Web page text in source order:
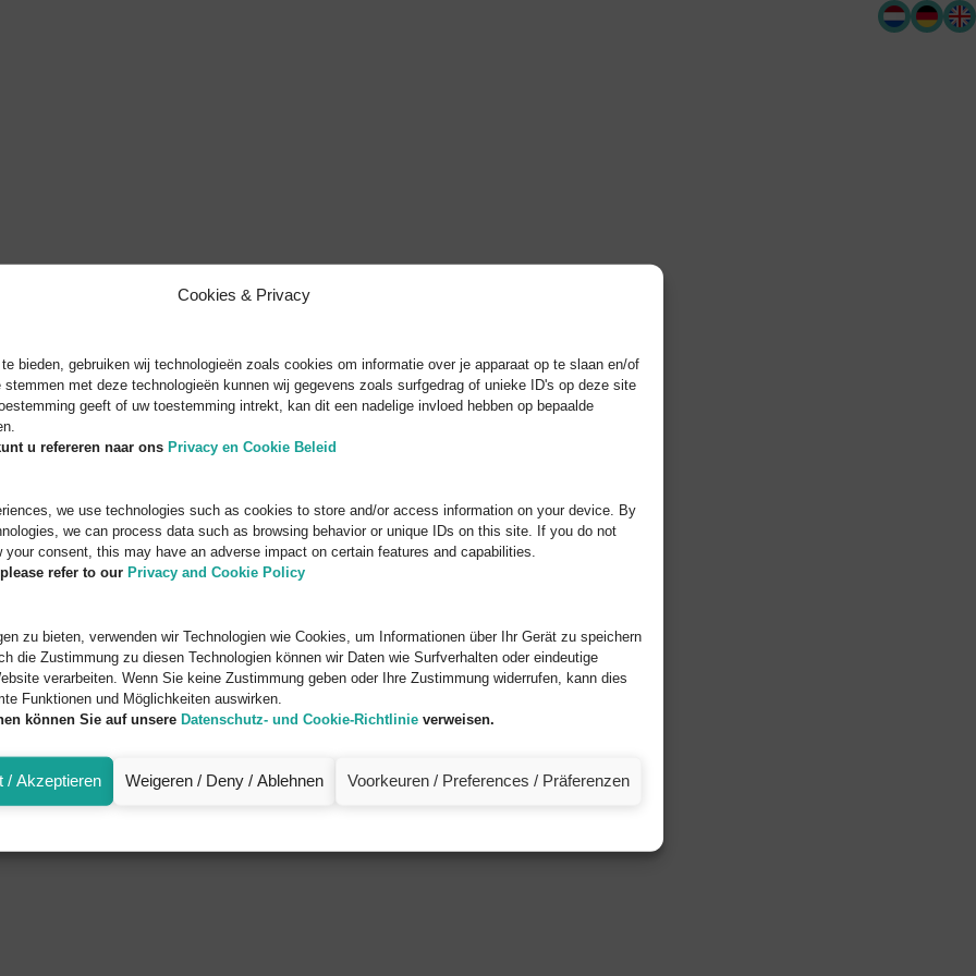
Cookies & Privacy
bieden, gebruiken wij technologieën zoals cookies om informatie over je apparaat op te slaan en/of
stemmen met deze technologieën kunnen wij gegevens zoals surfgedrag of unieke ID's op deze site
geeft of uw toestemming intrekt, kan dit een nadelige invloed hebben op bepaalde
u refereren naar ons Privacy en Cookie Beleid
we use technologies such as cookies to store and/or access information on your device. By
we can process data such as browsing behavior or unique IDs on this site. If you do not
your consent, this may have an adverse impact on certain features and capabilities.
refer to our Privacy and Cookie Policy
zu bieten, verwenden wir Technologien wie Cookies, um Informationen über Ihr Gerät zu speichern
die Zustimmung zu diesen Technologien können wir Daten wie Surfverhalten oder eindeutige
verarbeiten. Wenn Sie keine Zustimmung geben oder Ihre Zustimmung widerrufen, kann dies
Funktionen und Möglichkeiten auswirken.
können Sie auf unsere Datenschutz- und Cookie-Richtlinie verweisen.
/ Akzeptieren Weigeren / Deny / Ablehnen Voorkeuren / Preferences / Präferenzen